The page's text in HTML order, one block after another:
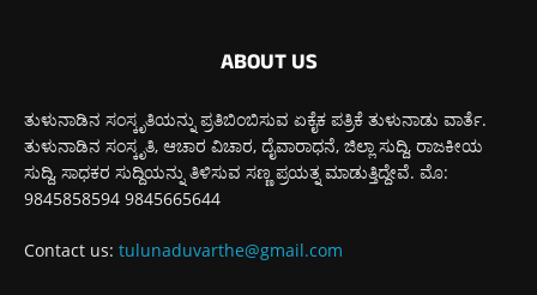
ABOUT US
ತುಳುನಾಡಿನ ಸಂಸ್ಕೃತಿಯನ್ನು ಪ್ರತಿಬಿಂಬಿಸುವ ಏಕೈಕ ಪತ್ರಿಕೆ ತುಳುನಾಡು ವಾರ್ತೆ.
ತುಳುನಾಡಿನ ಸಂಸ್ಕೃತಿ, ಆಚಾರ ವಿಚಾರ, ದೈವಾರಾಧನೆ, ಜಿಲ್ಲಾ ಸುದ್ದಿ, ರಾಜಕೀಯ
ಸುದ್ದಿ, ಸಾಧಕರ ಸುದ್ದಿಯನ್ನು ತಿಳಿಸುವ ಸಣ್ಣ ಪ್ರಯತ್ನ ಮಾಡುತ್ತಿದ್ದೇವೆ. ಮೊ:
9845858594 9845665644
Contact us: tulunaduvarthe@gmail.com